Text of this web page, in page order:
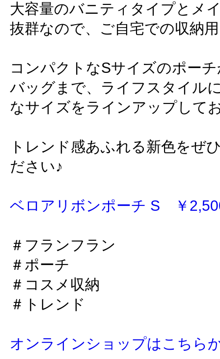
大容量のバニティタイプとメ
抜群なので、ご自宅での収納
コンパクトなSサイズのポー
バッグまで、ライフスタイル
なサイズをラインアップして
トレンド感あふれる新色をぜ
ださい♪
ベロアリボンポーチ S ￥
＃フランフラン
＃ポーチ
＃コスメ収納
＃トレンド
オンラインショップはこちら